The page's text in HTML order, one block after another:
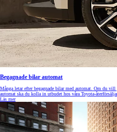
Begagnade bilar automat
Många letar efter begagnade bilar med automat. Om du
automat ska du kolla in utbudet hos våra Toyota-
Läs mer